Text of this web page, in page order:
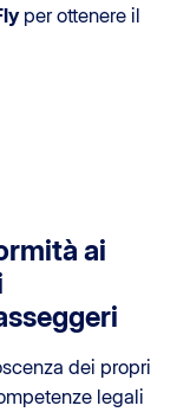
per ottenere il
ai
dei propri
legali